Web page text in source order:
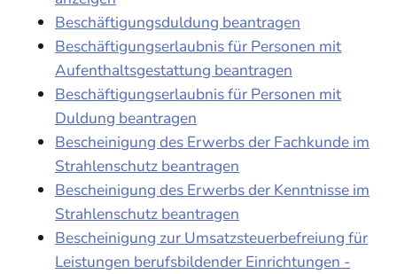
Beschäftigungsduldung beantragen
Beschäftigungserlaubnis für Personen mit
Aufenthaltsgestattung beantragen
Beschäftigungserlaubnis für Personen mit
Duldung beantragen
Bescheinigung des Erwerbs der Fachkunde im
Strahlenschutz beantragen
Bescheinigung des Erwerbs der Kenntnisse im
Strahlenschutz beantragen
Bescheinigung zur Umsatzsteuerbefreiung für
Leistungen berufsbildender Einrichtungen -